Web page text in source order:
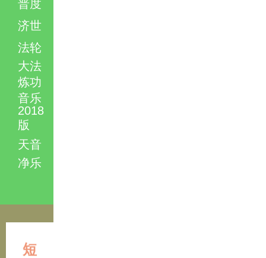
普度
济世
法轮
大法
炼功
音乐
2018
版
天音
净乐
短